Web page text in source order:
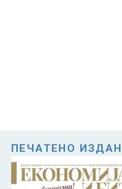
ПЕЧАТЕНО